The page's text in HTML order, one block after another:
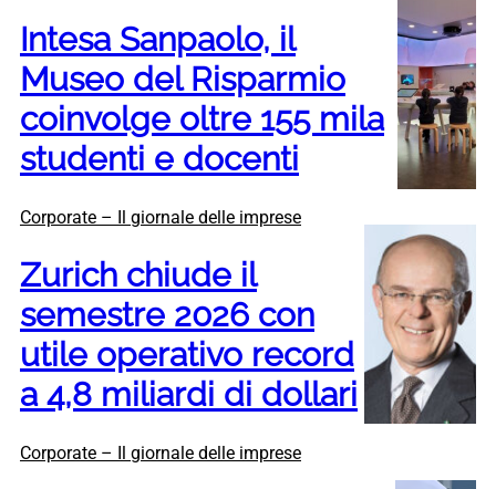
Intesa Sanpaolo, il
Museo del Risparmio
coinvolge oltre 155 mila
studenti e docenti
Corporate – Il giornale delle imprese
Zurich chiude il
semestre 2026 con
utile operativo record
a 4,8 miliardi di dollari
Corporate – Il giornale delle imprese